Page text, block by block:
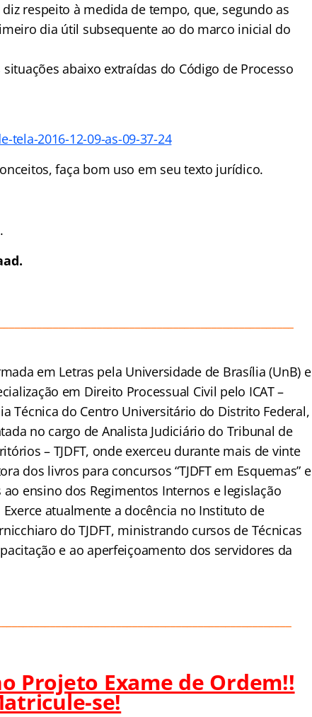
diz respeito à medida de tempo, que, segundo as
dia útil subsequente ao do marco inicial do
abaixo extraídas do Código de Processo
faça bom uso em seu texto jurídico.
em Letras pela Universidade de Brasília (UnB) e
em Direito Processual Civil pelo ICAT –
Técnica do Centro Universitário do Distrito Federal,
no cargo de Analista Judiciário do Tribunal de
– TJDFT, onde exerceu durante mais de vinte
dos livros para concursos “TJDFT em Esquemas” e
ao ensino dos Regimentos Internos e legislação
atualmente a docência no Instituto de
do TJDFT, ministrando cursos de Técnicas
e ao aperfeiçoamento dos servidores da
Projeto Exame de Ordem!!
se!